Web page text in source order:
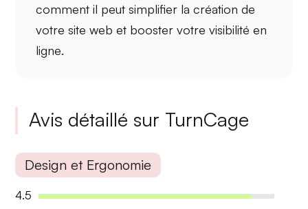
comment il peut simplifier la création de
votre site web et booster votrevisibilité en
ligne.
Avis détaillé sur TurnCage
Design et Ergonomie
4.5